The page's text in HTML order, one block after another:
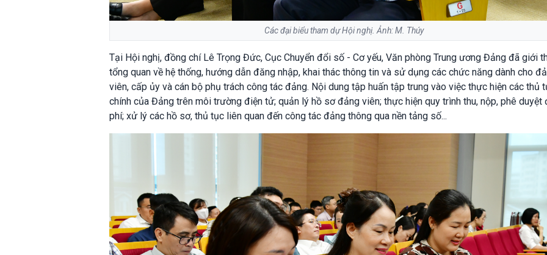
Các đại biểu tham dự Hội nghị. Ảnh: M. Thúy
Tại Hội nghị, đồng chí Lê Trọng Đức, Cục Chuyển đổi số - Cơ yếu, Văn phòng Trung ương Đảng đã giới
tổng quan về hệ thống, hướng dẫn đăng nhập, khai thác thông tin và sử dụng các chức năng dành cho
viên, cấp ủy và cán bộ phụ trách công tác đảng. Nội dung tập huấn tập trung vào việc thực hiện các thủ
chính của Đảng trên môi trường điện tử; quản lý hồ sơ đảng viên; thực hiện quy trình thu, nộp, phê duyệt
phí; xử lý các hồ sơ, thủ tục liên quan đến công tác đảng thông qua nền tảng số...